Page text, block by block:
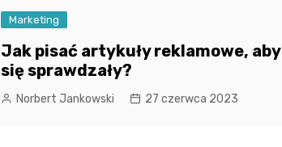
Marketing
Jak pisać artykuły reklamowe, aby
się sprawdzały?
Norbert Jankowski 27 czerwca 2023